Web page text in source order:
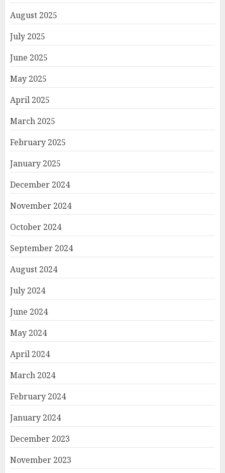
August 2025
July 2025
June 2025
May 2025
April 2025
March 2025
February 2025
January 2025
December 2024
November 2024
October 2024
September 2024
August 2024
July 2024
June 2024
May 2024
April 2024
March 2024
February 2024
January 2024
December 2023
November 2023